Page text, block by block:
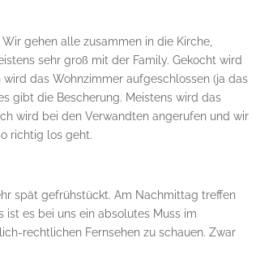
gehen alle zusammen in die Kirche,
sehr groß mit der Family. Gekocht wird
das Wohnzimmer aufgeschlossen (ja das
gibt die Bescherung. Meistens wird das
wird bei den Verwandten angerufen und wir
richtig los geht.
spät gefrühstückt. Am Nachmittag treffen
ist es bei uns ein absolutes Muss im
rechtlichen Fernsehen zu schauen. Zwar